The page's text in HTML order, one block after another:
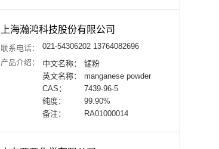
上海瀚鸿科技股份有限公司
联系电话：
021-54306202 13764082696
产品介绍：
中文名称：
锰粉
英文名称：
manganese powder
CAS：
7439-96-5
纯度：
99.90%
备注：
RA01000014